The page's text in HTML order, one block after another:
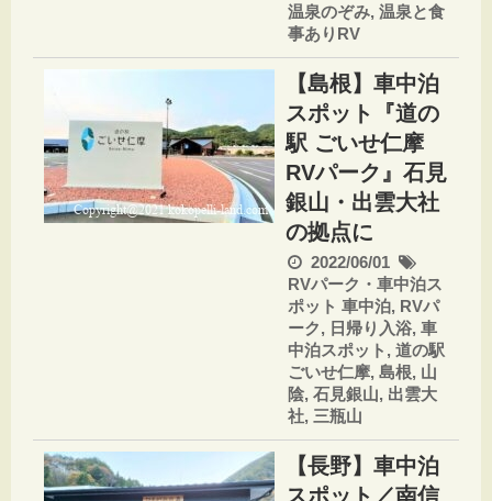
温泉のぞみ, 温泉と食
事ありRV
【島根】車中泊
スポット『道の
駅 ごいせ仁摩
RVパーク』石見
銀山・出雲大社
の拠点に
2022/06/01
RVパーク・車中泊ス
ポット 車中泊, RVパ
ーク, 日帰り入浴, 車
中泊スポット , 道の駅
ごいせ仁摩, 島根, 山
陰, 石見銀山, 出雲大
社, 三瓶山
【長野】車中泊
スポット／南信